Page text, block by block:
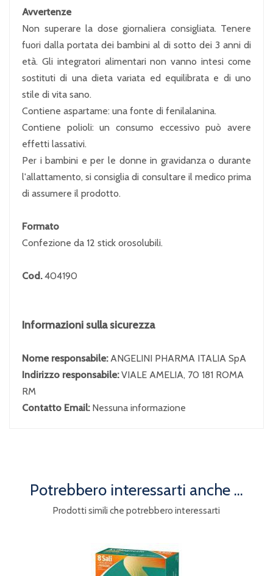
Avvertenze
Non superare la dose giornaliera consigliata. Tenere
fuori dalla portata dei bambini al di sotto dei 3 anni di
età. Gli integratori alimentari non vanno intesi come
sostituti di una dieta variata ed equilibrata e di uno
stile di vita sano.
Contiene aspartame: una fonte di fenilalanina.
Contiene polioli: un consumo eccessivo può avere
effetti lassativi.
Per i bambini e per le donne in gravidanza o durante
l'allattamento, si consiglia di consultare il medico prima
di assumere il prodotto.
Formato
Confezione da 12 stick orosolubili.
Cod.404190
Informazioni sulla sicurezza
Nome responsabile: ANGELINI PHARMA ITALIA SpA
Indirizzo responsabile:VIALE AMELIA, 70 181 ROMA
RM
Contatto Email: Nessuna informazione
Potrebbero interessarti anche ...
Prodotti simili che potrebbero interessarti